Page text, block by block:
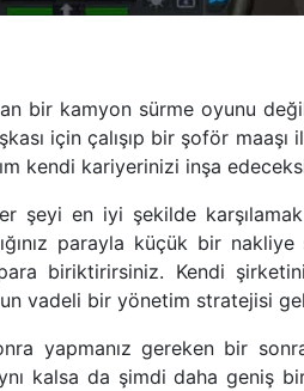
bir kamyon sürme oyunu
için çalışıp bir şoför
kendi kariyerinizi inşa
şeyi en iyi şekilde
parayla küçük bir
biriktirirsiniz. Kendi
vadeli bir yönetim stratejisi
yapmanız gereken bir
kalsa da şimdi daha geniş